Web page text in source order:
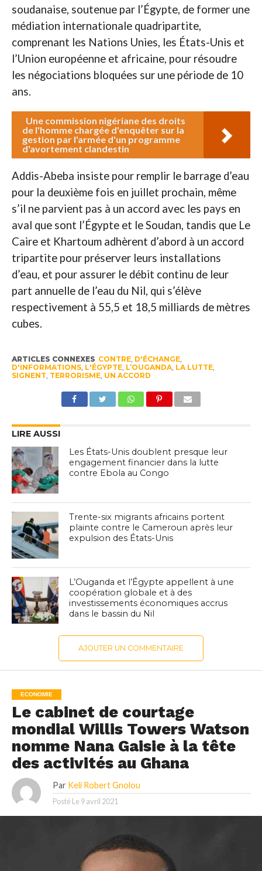
soudanaise, soutenue par l’Égypte, de former une
médiation internationale quadripartite,
comprenant les Nations Unies, les États-Unis et
l’Union européenne et africaine, pour résoudre
les négociations bloquées sur une période de 10
ans.
Une commission nigériane des droits
de l'homme chargée d'enquêter sur la
gestion par l'armée d'un programme
d'avortement clandestin
Addis-Abeba insiste pour remplir le barrage d’eau
pour la deuxième fois en juillet prochain, même
s’il ne parvient pas à un accord avec les pays en
aval que sont l’Égypte et le Soudan, tandis que Le
Caire et Khartoum adhèrent d’abord à un accord
tripartite pour préserver leurs installations
d’eau, et pour assurer le débit continu de leur
part annuelle de l’eau du Nil, qui s’élève
respectivement à 55,5 et 18,5 milliards de mètres
cubes.
ARTICLES CONNEXES CONTRE, D'ÉCHANGE,
D'INFORMATIONS, L'ÉGYPTE, L’OUGANDA, LA LUTTE,
SIGNENT TERRORISME, UN ACCORD
LIRE AUSSI
Les États-Unis doublent presque leur
engagement financier dans la lutte
contre Ebola au Congo
Trente-six migrants africains portent
plainte contre le Cameroun après leur
expulsion des États-Unis
L’Ouganda et l’Égypte appellent à une
coopération globale et à des
investissements économiques accrus
dans le bassin du Nil
AJOUTER UN COMMENTAIRE
ECONOMIE
Le cabinet de courtage
mondial Willis Towers Watson
nomme Nana Gaisie à la tête
des activités au Ghana
Par Keli Robert Gnolou
Posté Le 9 avril 2021